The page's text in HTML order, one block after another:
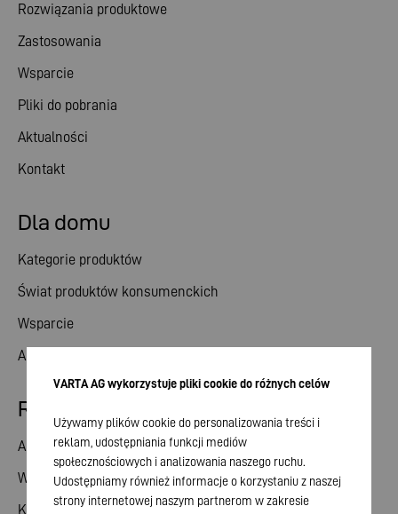
Dla domu
Kategorie produktów
Świat produktów konsumenckich
Wsparcie
Aktualności
Rozwiązania produktowe
Zastosowania
Wsparcie
Pliki do pobrania
Aktualności
Kontakt
Relacje inwestorskie
Akcje
Walne zgromadzenie
Kalendarz finansowy
VARTA AG wykorzystuje pliki cookie do różnych celów
Używamy plików cookie do personalizowania treści i
reklam, udostępniania funkcji mediów
społecznościowych i analizowania naszego ruchu.
Udostępniamy również informacje o korzystaniu z naszej
strony internetowej naszym partnerom w zakresie